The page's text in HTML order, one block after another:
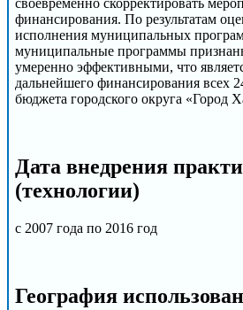
своевременно скорректировать
финансирования. По результатам
исполнения муниципальных
муниципальные программы
умеренно эффективными, что
дальнейшего финансирования всех
бюджета городского округа «Город
Дата внедрения
(технологии)
с 2007 года по 2016 год
География